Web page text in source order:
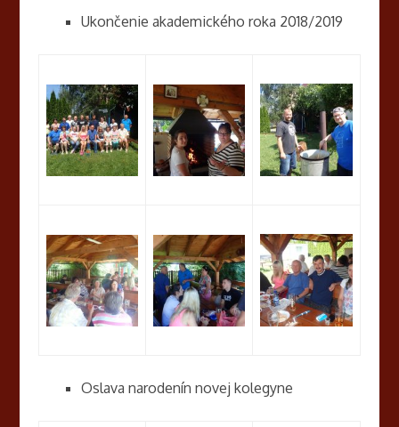
Ukončenie akademického roka 2018/2019
Oslava narodenín novej kolegyne